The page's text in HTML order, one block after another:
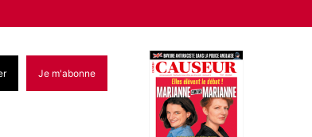
Je m'abonne